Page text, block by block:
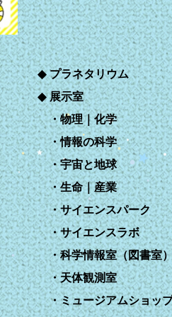
プラネタリウム
展示室
物理｜化学
情報の科学
宇宙と地球
生命｜産業
サイエンスパーク
サイエンスラボ
科学情報室（図書室
天体観測室
ミュージアムショッ